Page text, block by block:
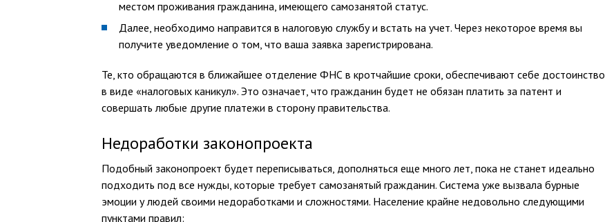
местом проживания гражданина, имеющего самозанятой статус.
Далее, необходимо направится в налоговую службу и встать на учет. Через некоторое время вы
получите уведомление о том, что ваша заявка зарегистрирована.
Те, кто обращаются в ближайшее отделение ФНС в кротчайшие сроки, обеспечивают себе достоинство
в виде «налоговых каникул». Это означает, что гражданин будет не обязан платить за патент и
совершать любые другие платежи в сторону правительства.
Недоработки законопроекта
Подобный законопроект будет переписываться, дополняться еще много лет, пока не станет идеально
подходить под все нужды, которые требует самозанятый гражданин. Система уже вызвала бурные
эмоции у людей своими недоработками и сложностями. Население крайне недовольно следующими
пунктами правил: